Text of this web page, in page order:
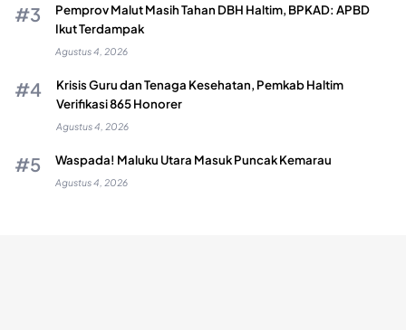
Pemprov Malut Masih Tahan DBH Haltim, BPKAD: APBD
Ikut Terdampak
Agustus 4, 2026
Krisis Guru dan Tenaga Kesehatan, Pemkab Haltim
Verifikasi 865 Honorer
Agustus 4, 2026
Waspada! Maluku Utara Masuk Puncak Kemarau
Agustus 4, 2026